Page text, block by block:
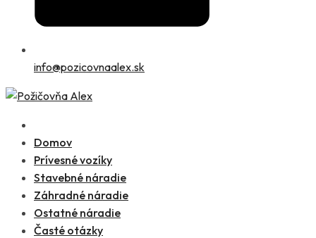
info@pozicovnaalex.sk
Domov
Prívesné vozíky
Stavebné náradie
Záhradné náradie
Ostatné náradie
Časté otázky